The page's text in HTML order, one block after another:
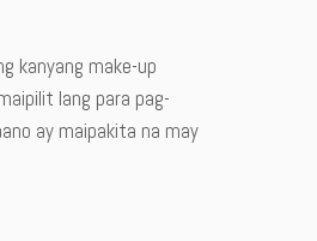
kanyang make-up
lang para pag-
ay maipakita na may